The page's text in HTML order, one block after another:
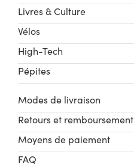
Livres & Culture
Vélos
High-Tech
Pépites
Modes de livraison
Retours et remboursement
Moyens de paiement
FAQ